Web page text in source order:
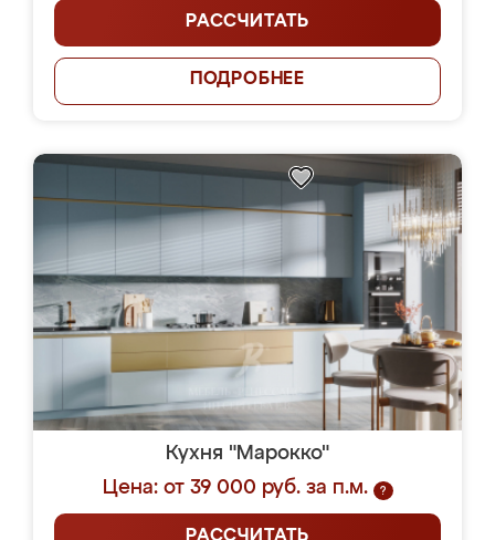
РАССЧИТАТЬ
ПОДРОБНЕЕ
Кухня "Марокко"
Цена: от 39 000 руб. за п.м.
?